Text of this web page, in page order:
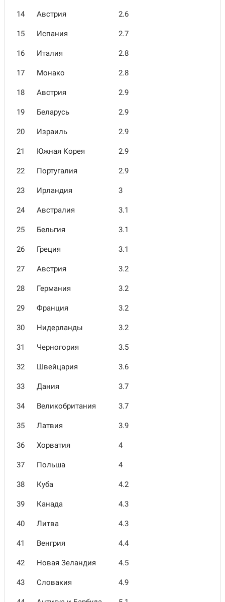
14 Австрия 2.6
15 Испания 2.7
16 Италия 2.8
17 Монако 2.8
18 Австрия 2.9
19 Беларусь 2.9
20 Израиль 2.9
21 Южная Корея 2.9
22 Португалия 2.9
23 Ирландия 3
24 Австралия 3.1
25 Бельгия 3.1
26 Греция 3.1
27 Австрия 3.2
28 Германия 3.2
29 Франция 3.2
30 Нидерланды 3.2
31 Черногория 3.5
32 Швейцария 3.6
33 Дания 3.7
34 Великобритания 3.7
35 Латвия 3.9
36 Хорватия 4
37 Польша 4
38 Куба 4.2
39 Канада 4.3
40 Литва 4.3
41 Венгрия 4.4
42 Новая Зеландия 4.5
43 Словакия 4.9